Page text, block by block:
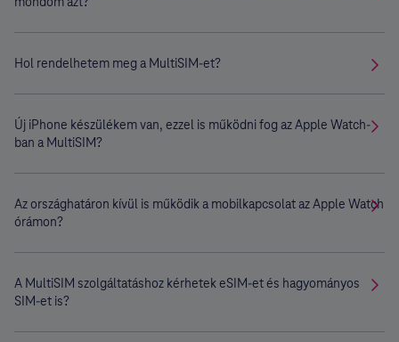
Hol rendelhetem meg a MultiSIM-et?
Új iPhone készülékem van, ezzel is működni fog az Apple Watch-
ban a MultiSIM?
Az országhatáron kívül is működik a mobilkapcsolat az Apple Watch
órámon?
A MultiSIM szolgáltatáshoz kérhetek eSIM-et és hagyományos
SIM-et is?